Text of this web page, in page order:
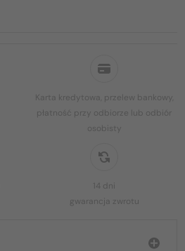
Karta kredytowa, przelew bankowy,
płatność przy odbiorze lub odbiór
osobisty
14 dni
gwarancja zwrotu